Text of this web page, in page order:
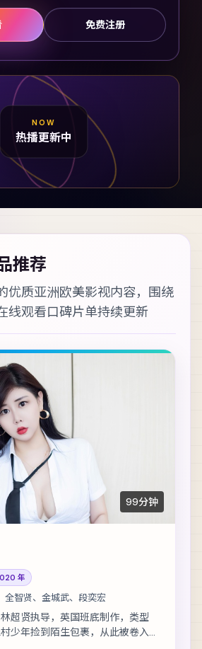
免费注册
NOW
热播更新中
推荐
优质亚洲欧美影视内容，围绕
线观看口碑片单持续更新
99分钟
年
全智贤、金城武、段奕宏
林超贤执导，英国班底制作，类型
少年捡到陌生包裹，从此被卷入